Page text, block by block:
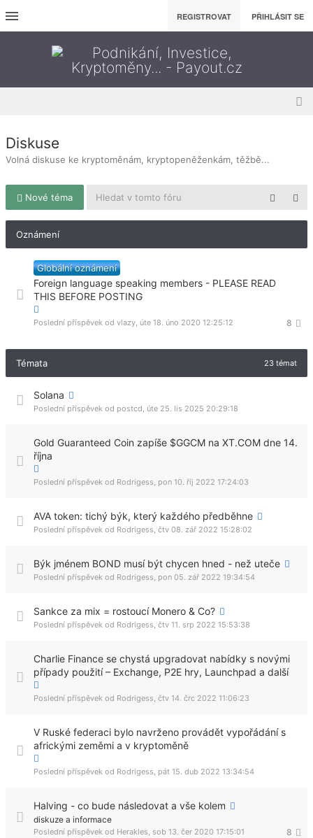
REGISTROVAT PŘIHLÁSIT SE
Diskuse
Volná diskuse ke kryptoměnám, kryptopeněženkám, těžbě...
Nové téma
Oznámení
Globální oznámení
Foreign language speaking members - PLEASE READ
THIS BEFORE POSTING
8
Poslední příspěvek od vlazy, úte 18. úno 2020 12:25:12
Témata 23 témat
Solana
Poslední příspěvek od postcd, úte 25. lis 2025 20:29:18
Gold Guaranteed Coin zapíše $GGCM na XT.COM dne 14.
října
Poslední příspěvek od Rodrigess, pon 10. říj 2022 17:24:03
AVA token: tichý býk, který každého předběhne
Poslední příspěvek od Rodrigess, čtv 08. zář 2022 15:28:02
Býk jménem BOND musí být chycen hned - než uteče
Poslední příspěvek od Rodrigess, pon 05. zář 2022 19:34:54
Sankce za mix = rostoucí Monero & Co?
Poslední příspěvek od Rodrigess, čtv 11. srp 2022 15:53:38
Charlie Finance se chystá upgradovat nabídky s novými
případy použití – Exchange, P2E hry, Launchpad a další
Poslední příspěvek od Rodrigess, čtv 14. črc 2022 11:06:23
V Ruské federaci bylo navrženo provádět vypořádání s
africkými zeměmi a v kryptoměně
Poslední příspěvek od Rodrigess, pát 15. dub 2022 13:34:54
Halving - co bude následovat a vše kolem
diskuze a informace
8
Poslední příspěvek od Herakles, sob 13. čer 2020 17:15:01